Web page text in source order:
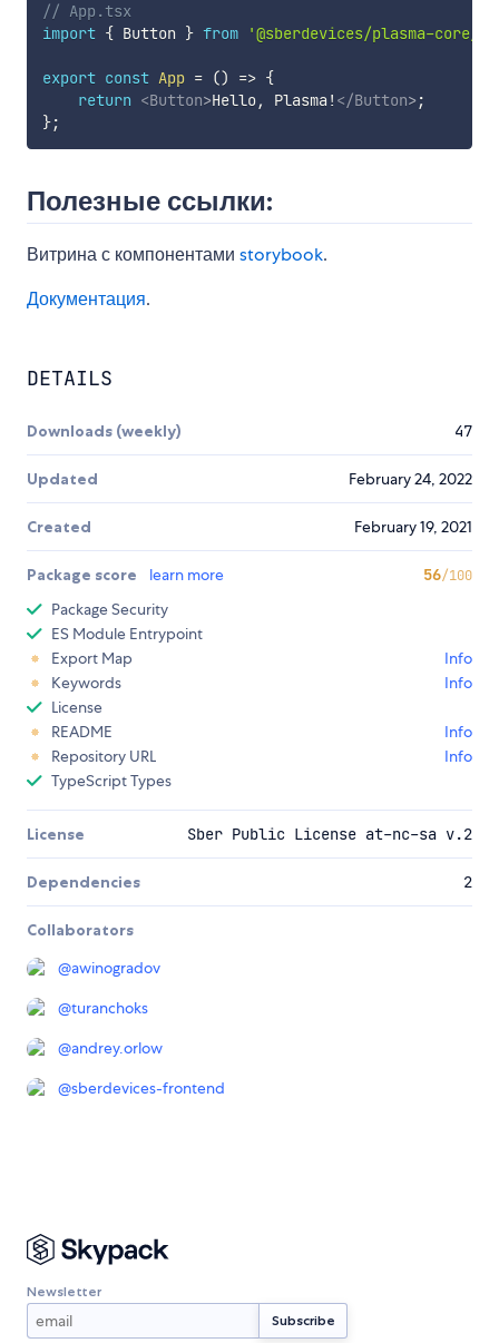
// App.tsx
import { Button } from '@sberdevices/plasma-core/
export const App = () => {
return <Button>Hello, Plasma! </Button>;
};
Полезные ссылки:
Витрина с компонентами storybook.
Документация.
DETAILS
Downloads (weekly) 47
Updated February 24, 2022
Created February 19, 2021
Package score learn more 56/100
Package Security
ES Module Entrypoint
Export Map
Info
Keywords
Info
License
README
Info
Repository URL
Info
TypeScript Types
License Sber Public License at-nc-sa v.2
Dependencies 2
Collaborators
@awinogradov
@turanchoks
@andrey.orlow
@sberdevices-frontend
Newsletter